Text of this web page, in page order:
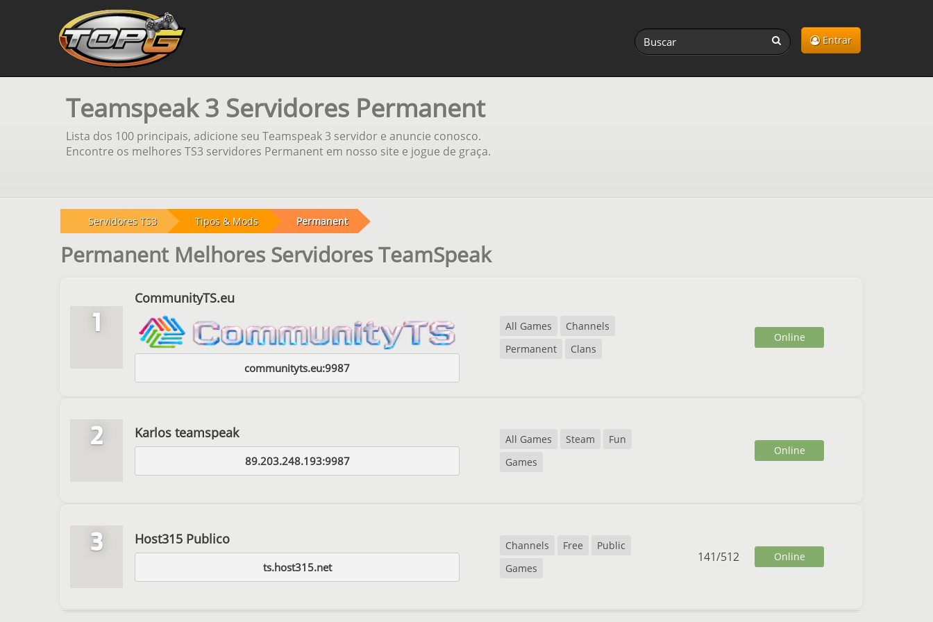
Entrar
Teamspeak 3 Servidores Permanent
Lista dos 100 principais, adicione seu Teamspeak 3 servidor e anuncie conosco.
Encontre os melhores TS3 servidores Permanent em nosso site e jogue de graça.
Servidores TS3 Tipos & Mods Permanent
Permanent Melhores Servidores TeamSpeak
1
CommunityTS.eu
communityts.eu:9987
All Games
Channels
Permanent
Clans
Online
2 Karlos teamspeak
89.203.248.193:9987
All Games Steam
Fun
Games
Online
3 Host315 Publico
ts.host315.net
Channels Free
Public
Games
141/512 Online